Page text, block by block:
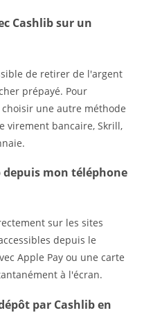
Cashlib sur un
de retirer de l'argent
prépayé. Pour
choisir une autre méthode
virement bancaire, Skrill,
depuis mon téléphone
sur les sites
depuis le
Apple Pay ou une carte
à l'écran.
par Cashlib en